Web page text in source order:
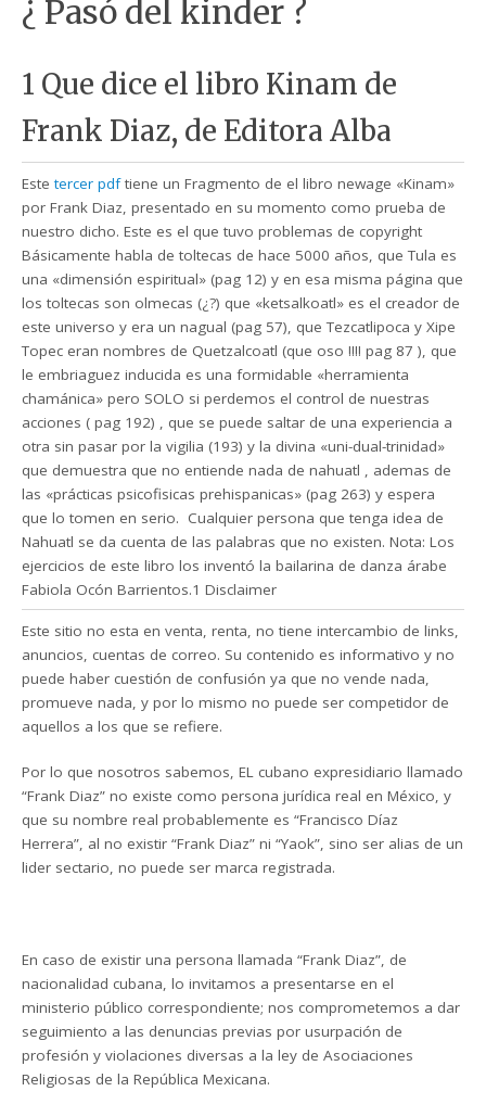
¿ Pasó del kinder ?
1 Que dice el libro Kinam de
Frank Diaz, de Editora Alba
Estetercer pdftiene un Fragmento de el libro newage «Kinam»
por Frank Diaz, presentado en su momento como prueba de
nuestro dicho. Este es el que tuvo problemas de copyright
Básicamente habla de toltecas de hace 5000 años, que Tula es
una «dimensión espiritual» (pag 12) y en esa misma página que
los toltecas son olmecas (¿?) que «ketsalkoatl» es el creador de
este universo y era un nagual (pag 57), que Tezcatlipoca y Xipe
Topec eran nombres de Quetzalcoatl (que oso !!!! pag 87 ), que
le embriaguez inducida es una formidable «herramienta
chamánica» pero SOLO si perdemos el control de nuestras
acciones ( pag 192) , que se puede saltar de una experiencia a
otra sin pasar por la vigilia (193) y la divina «uni-dual-trinidad»
que demuestra que no entiende nada de nahuatl , ademas de
las «prácticas psicofisicas prehispanicas» (pag 263) y espera
que lo tomen en serio. Cualquier persona que tenga idea de
Nahuatl se da cuenta de las palabras que no existen. Nota: Los
ejercicios de este libro los inventó la bailarina de danza árabe
Fabiola Ocón Barrientos.1 Disclaimer
Este sitio no esta en venta, renta, no tiene intercambio de links,
anuncios, cuentas de correo. Su contenido es informativo y no
puede haber cuestión de confusión ya que no vende nada,
promueve nada, y por lo mismo no puede ser competidor de
aquellos a los que se refiere.
Por lo que nosotros sabemos, EL cubano expresidiario llamado
“Frank Diaz” no existe como persona jurídica real en México, y
que su nombre real probablemente es “Francisco Díaz
Herrera”, al no existir “Frank Diaz” ni “Yaok”, sino ser alias de un
lider sectario, no puede ser marca registrada.
En caso de existir una persona llamada “Frank Diaz”, de
nacionalidad cubana, lo invitamos a presentarse en el
ministerio público correspondiente; nos comprometemos a dar
seguimiento a las denuncias previas por usurpación de
profesión y violaciones diversas a la ley de Asociaciones
Religiosas de la República Mexicana.